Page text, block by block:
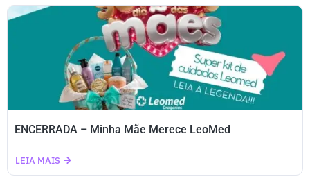
ENCERRADA – Minha Mãe Merece LeoMed
LEIA MAIS